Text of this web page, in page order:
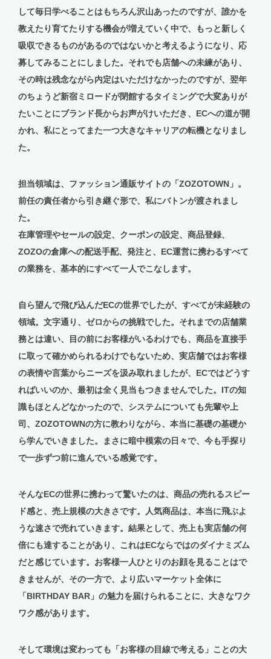
して毎日学べることはもちろん沢山あったのですが、誰かを
教えたり育てたりする機会が増えていく中で、もっと新しく
吸収できるものがあるのではないかと考えるようになり、応
募してみることにしました。それでも店舗への未練があり、
その時は残念ながら内定はいただけなかったのですが、翌年
のちょうど新宿ミロードが閉館するタイミングで大変ありが
たいことにブランド長からお声がけいただき、ECへの道が開
かれ、私にとってまた一つ大きなキャリアの転機となりまし
た。
担当領域は、ファッション通販サイトの「ZOZOTOWN」。
前任の責任者から引き継ぐ形で、私にバトンが渡されまし
た。
在庫管理やセールの設定、クーポンの設定、商品登録、
ZOZOの倉庫への配送手配、発注と、EC運営に携わるすべて
の業務を、基本的にすべて一人でこなします。
自ら望んで飛び込んだECの世界でしたが、すべてが未経験の
領域。文字通り、ゼロからの挑戦でした。それまでの店舗業
務とは違い、目の前にお客様がいるわけでも、商品を直接手
に取って確かめられるわけでもないため、実店舗ではお客様
の表情や言葉からニーズを汲み取れましたが、ECではどうす
ればいいのか、最初は全く見当もつきませんでした。ITの知
識もほとんどなかったので、システムについても先輩や上
司、ZOZOTOWNの方に教わりながら、本当に基礎の基礎か
ら学んでいきました。まさに暗中模索の日々で、今も手探り
で一歩ずつ前に進んでいる感覚です。
そんなECの世界に携わって驚いたのは、商品の売れるスピー
ド感と、売上規模の大きさです。人気商品は、本当に飛ぶよ
うな速さで売れていきます。結果として、売上も実店舗の何
倍にも達することがあり、これはECならではのダイナミズム
だと感じています。お客様一人ひとりのお顔を見ることはで
きませんが、その一方で、より広いマーケット全体に
「BIRTHDAY BAR」の魅力を届けられることに、大きなワク
ワク感があります。
そして環境は変わっても「お客様の目線で考える」ことの大